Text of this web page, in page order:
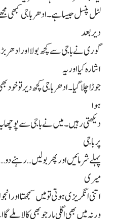
لٹل پنسل جیسا ہے۔ ادھر باجی کبھی
دیر بعد
گوری نے باجی سے کچھ بولا اور
اشارہ کیا اور یہ
جوڑا چلا گیا۔ ادھر باجی کچھ دیر تو
ہوا
دیکھتی رہیں۔ میں نے باجی سے
پر باجی
پہلے شرمائیں اور پھر بولیں… رہنے
میری
اتنی انگریزی ہوتی تو میں سمجھتا اور
ورنہ میں بھی اگلی بار جو بھی کالا